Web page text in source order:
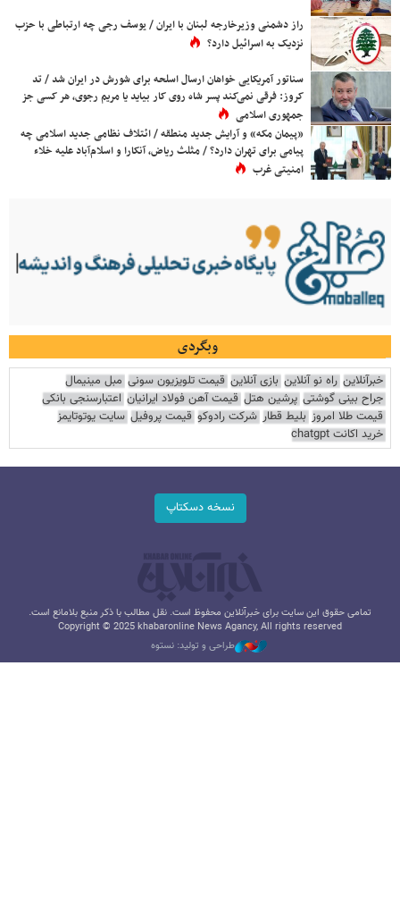
راز دشمنی وزیرخارجه لبنان با ایران / یوسف رجی چه ارتباطی با حزب
نزدیک به اسرائیل دارد؟
سناتور آمریکایی خواهان ارسال اسلحه برای شورش در ایران شد / تد
کروز: فرقی نمی‌کند پسر شاه روی کار بیاید یا مریم رجوی، هر کسی جز
جمهوری اسلامی
«پیمان مکه» و آرایش جدید منطقه / ائتلاف نظامی جدید اسلامی چه
پیامی برای تهران دارد؟ / مثلث ریاض، آنکارا و اسلام‌آباد علیه خلاء
امنیتی غرب
وبگردی
خبرآنلاین راه نو آنلاین بازی آنلاین قیمت تلویزیون سونی مبل مینیمال
جراح بینی گوشتی پرشین هتل قیمت آهن فولاد ایرانیان اعتبارسنجی بانکی
قیمت طلا امروز بلیط قطار شرکت رادوکو قیمت پروفیل سایت یوتوتایمز
خرید اکانت chatgpt
نسخه دسکتاپ
تمامی حقوق این سایت برای خبرآنلاین محفوظ است. نقل مطالب با ذکر منبع بلامانع است.
Copyright © 2025 khabaronline News Agancy, All rights reserved
طراحی و تولید: نستوه